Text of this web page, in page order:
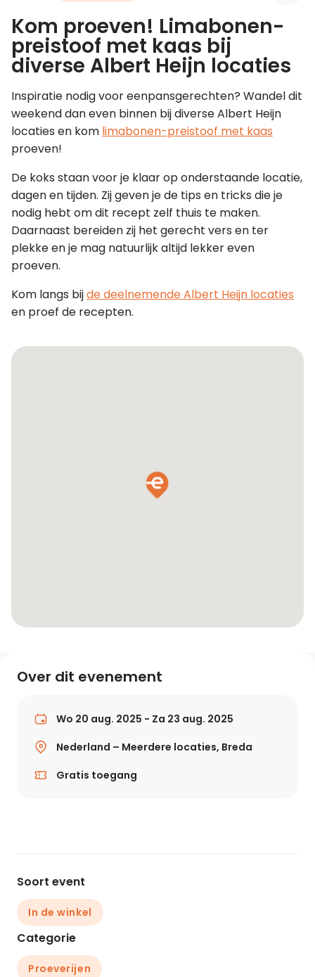
Leer koken als een chef
Kooktips & blogs
Kom proeven! Limabonen-
preistoof met kaas bij
diverse Albert Heijn locaties
Inspiratie nodig voor eenpansgerechten? Wandel dit
weekend dan even binnen bij diverse Albert Heijn
locaties en kom limabonen-preistoof met kaas
proeven!
De koks staan voor je klaar op onderstaande locatie,
dagen en tijden. Zij geven je de tips en tricks die je
nodig hebt om dit recept zelf thuis te maken.
Daarnaast bereiden zij het gerecht vers en ter
plekke en je mag natuurlijk altijd lekker even
proeven.
Kom langs bijde deelnemende Albert Heijn locaties
en proef de recepten.
Over dit evenement
Wo 20 aug. 2025 - Za 23 aug. 2025
Nederland – Meerdere locaties, Breda
Gratis toegang
Soort event
In de winkel
Categorie
Proeverijen